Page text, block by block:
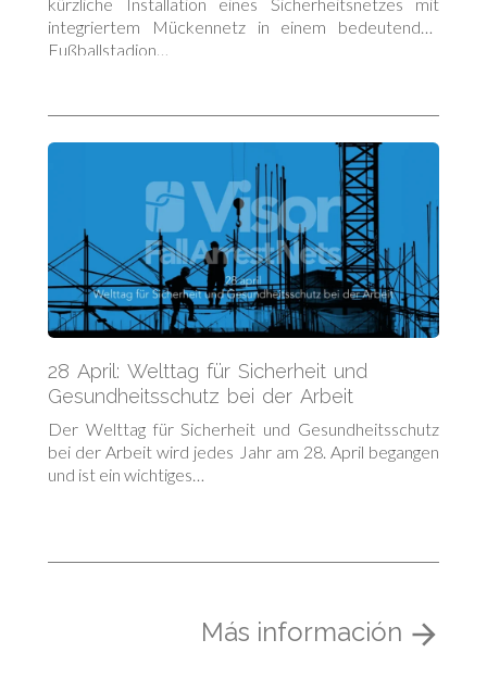
kürzliche Installation eines Sicherheitsnetzes mit
integriertem Mückennetz in einem bedeutenden
Fußballstadion…
28 April: Welttag für Sicherheit und
Gesundheitsschutz bei der Arbeit
Der Welttag für Sicherheit und Gesundheitsschutz
bei der Arbeit wird jedes Jahr am 28. April begangen
und ist ein wichtiges…
Más información